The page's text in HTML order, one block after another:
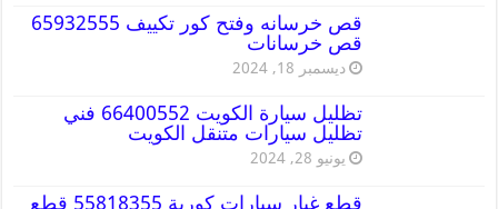
قص خرسانه وفتح كور تكييف 65932555
قص خرسانات
ديسمبر 18, 2024
تظليل سيارة الكويت 66400552 فني
تظليل سيارات متنقل الكويت
يونيو 28, 2024
قطع غيار سيارات كورية 55818355 قطع